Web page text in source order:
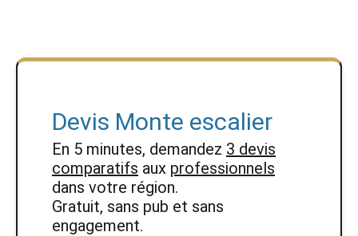
Devis Monte escalier
En 5 minutes, demandez 3 devis
comparatifs aux professionnels
dans votre région.
Gratuit, sans pub et sans
engagement.